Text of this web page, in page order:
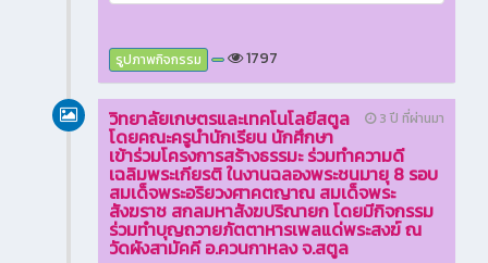
รูปภาพกิจกรรม 1797
3 ปี ที่ผ่านมา
วิทยาลัยเกษตรและเทคโนโลยีสตูล
โดยคณะครูนำนักเรียน นักศึกษา
เข้าร่วมโครงการสร้างธรรมะ ร่วมทำความดี
เฉลิมพระเกียรติ ในงานฉลองพระชนมายุ 8 รอบ
สมเด็จพระอริยวงศาคตญาณ สมเด็จพระ
สังฆราช สกลมหาสังฆปริณายก โดยมีกิจกรรม
ร่วมทำบุญถวายภัตตาหารเพลแด่พระสงฆ์ ณ
วัดผังสามัคคี อ.ควนกาหลง จ.สตูล